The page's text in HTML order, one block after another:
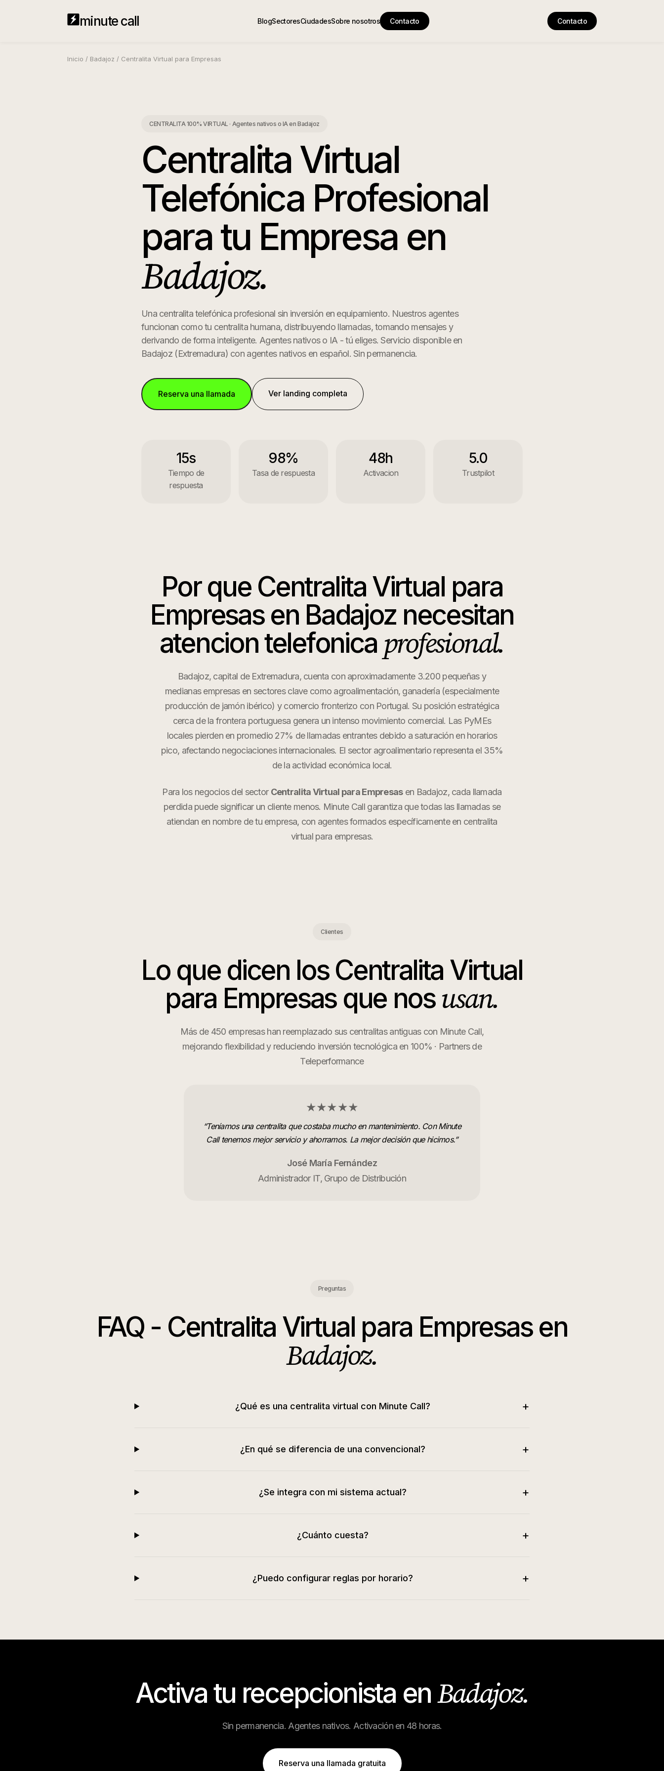
minute call BlogSectoresCiudadesSobre nosotros Contacto Contacto
Inicio / Badajoz / Centralita Virtual para Empresas
CENTRALITA 100% VIRTUAL · Agentes nativos o IAenBadajoz
Centralita Virtual
Telefónica Profesional
para tu Empresa en
Badajoz.
Una centralita telefónica profesional sin inversión en equipamiento. Nuestros agentes
funcionan como tu centralita humana, distribuyendo llamadas, tomando mensajes y
derivando de forma inteligente. Agentes nativos o IA - tú eliges. Servicio disponible en
Badajoz(Extremadura) con agentes nativos en español. Sin permanencia.
Reserva una llamada Ver landing completa
15s
Tiempo de
respuesta
98%
Tasa de respuesta
48h
Activacion
5.0
Trustpilot
Por que Centralita Virtual para
Empresasen Badajoz necesitan
atencion telefonica profesional.
Badajoz, capital de Extremadura, cuenta con aproximadamente 3.200 pequeñas y
medianas empresas en sectores clave como agroalimentación, ganadería (especialmente
producción de jamón ibérico) y comercio fronterizo con Portugal. Su posición estratégica
cerca de la frontera portuguesa genera un intenso movimiento comercial. Las PyMEs
locales pierden en promedio 27% de llamadas entrantes debido a saturación en horarios
pico, afectando negociaciones internacionales. El sector agroalimentario representa el 35%
de la actividad económica local.
Para los negocios del sector Centralita Virtual para Empresasen Badajoz, cada llamada
perdida puede significar un cliente menos. Minute Call garantiza que todas las llamadas se
atiendan en nombre de tu empresa, con agentes formados específicamente en centralita
virtual para empresas.
Clientes
Lo que dicen losCentralita Virtual
para Empresasque nosusan.
Más de 450 empresas han reemplazado sus centralitas antiguas con Minute Call,
mejorando flexibilidad y reduciendo inversión tecnológica en 100% · Partners de
Teleperformance
★★★★★
“Teníamos una centralita que costaba mucho en mantenimiento. Con Minute
Call tenemos mejor servicio y ahorramos. La mejor decisión que hicimos.”
José María Fernández
Administrador IT, Grupo de Distribución
Preguntas
FAQ - Centralita Virtual para Empresasen
Badajoz.
¿Qué es una centralita virtual con Minute Call? +
¿En qué se diferencia de una convencional? +
¿Se integra con mi sistema actual? +
¿Cuánto cuesta? +
¿Puedo configurar reglas por horario? +
Activa tu recepcionista enBadajoz.
Sin permanencia. Agentes nativos. Activación en 48 horas.
Reserva una llamada gratuita